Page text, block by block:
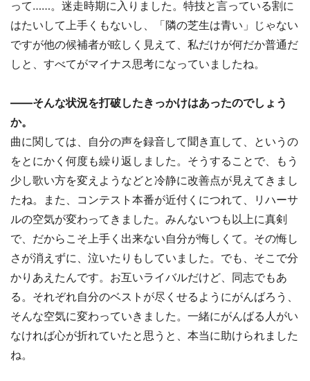
って……。迷走時期に入りました。特技と言っている割に
はたいして上手くもないし、「隣の芝生は青い」じゃない
ですが他の候補者が眩しく見えて、私だけが何だか普通だ
しと、すべてがマイナス思考になっていましたね。
――そんな状況を打破したきっかけはあったのでしょう
か。
曲に関しては、自分の声を録音して聞き直して、というの
をとにかく何度も繰り返しました。そうすることで、もう
少し歌い方を変えようなどと冷静に改善点が見えてきまし
たね。また、コンテスト本番が近付くにつれて、リハーサ
ルの空気が変わってきました。みんないつも以上に真剣
で、だからこそ上手く出来ない自分が悔しくて。その悔し
さが消えずに、泣いたりもしていました。でも、そこで分
かりあえたんです。お互いライバルだけど、同志でもあ
る。それぞれ自分のベストが尽くせるようにがんばろう、
そんな空気に変わっていきました。一緒にがんばる人がい
なければ心が折れていたと思うと、本当に助けられました
ね。